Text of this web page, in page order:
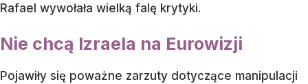
Rafael wywołała wielką falę krytyki.
Nie chcą Izraela na Eurowizji
Pojawiły się poważne zarzuty dotyczące manipulacji